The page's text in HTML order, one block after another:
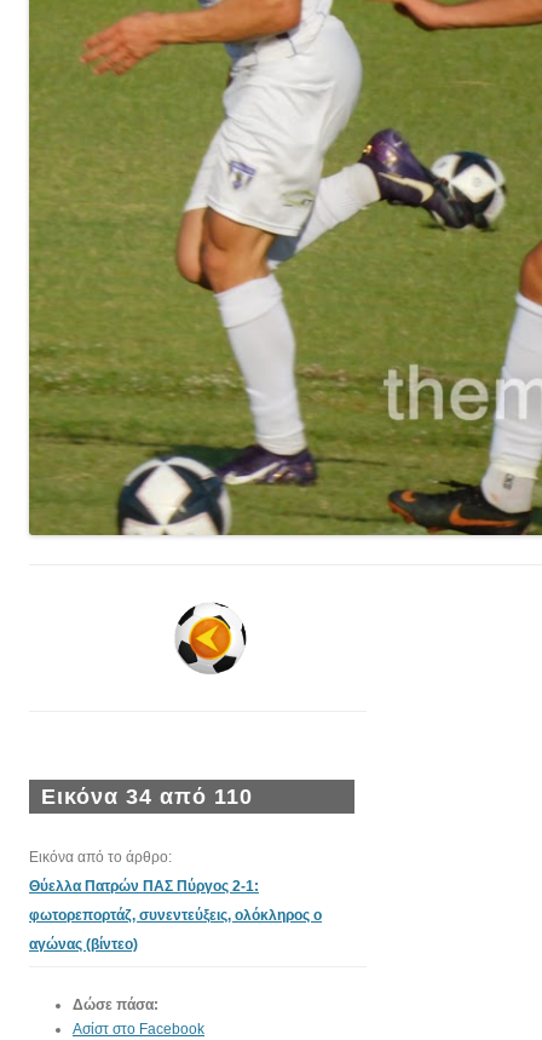
Εικόνα 34 από 110
Εικόνα από το άρθρο:
Θύελλα Πατρών ΠΑΣ Πύργος 2-1:
φωτορεπορτάζ, συνεντεύξεις, ολόκληρος ο
αγώνας (βίντεο)
Δώσε πάσα:
Ασίστ στο Facebook